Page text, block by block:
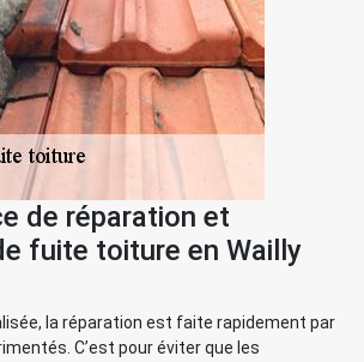
de réparation et
fuite toiture en Wailly
la réparation est faite rapidement par
C’est pour éviter que les